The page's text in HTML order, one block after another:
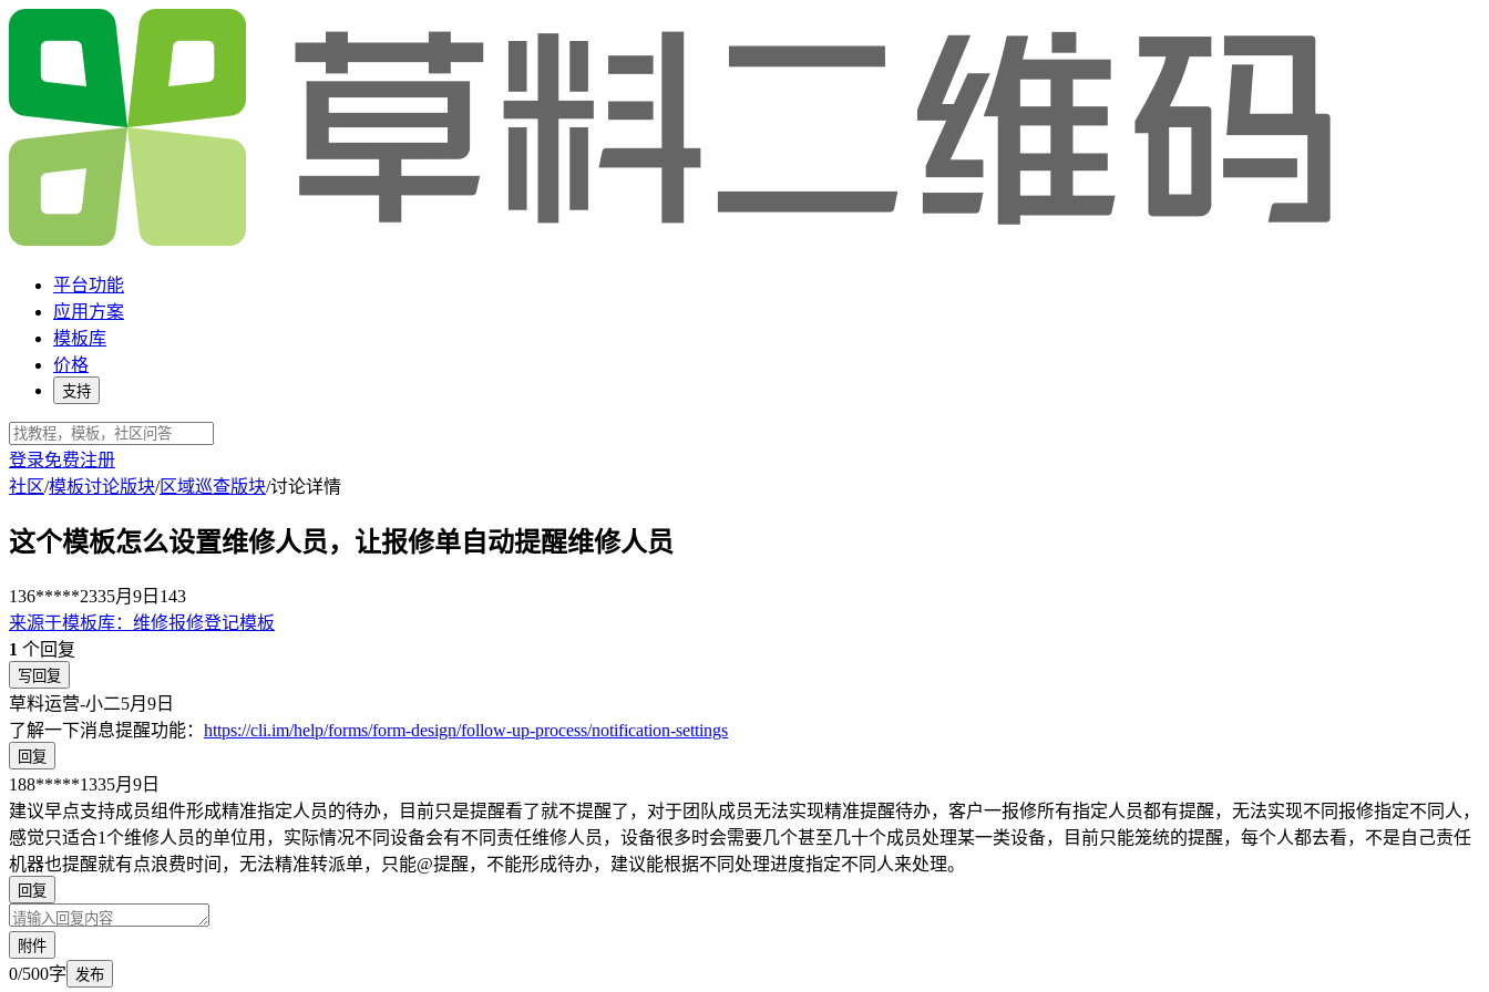
平台功能
应用方案
模板库
价格
支持
登录免费注册
社区/模板讨论版块/区域巡查版块/讨论详情
这个模板怎么设置维修人员，让报修单自动提醒维修人员
136*****2335月9日 143
来源于模板库： 维修报修登记模板
1 个回复
写回复
草料运营-小二5月9日
了解一下消息提醒功能： https://cli.im/help/forms/form-design/follow-up-process/notification-settings
回复
188*****1335月9日
建议早点支持成员组件形成精准指定人员的待办，目前只是提醒看了就不提醒了，对于团队成员无法实现精准提醒待办，客户一报修所有指定人员都有提醒，无法实现不同报修指定不同人，
感觉只适合1个维修人员的单位用，实际情况不同设备会有不同责任维修人员，设备很多时会需要几个甚至几十个成员处理某一类设备，目前只能笼统的提醒，每个人都去看，不是自己责任
机器也提醒就有点浪费时间，无法精准转派单，只能@提醒，不能形成待办，建议能根据不同处理进度指定不同人来处理。
回复
附件
0/500字 发布